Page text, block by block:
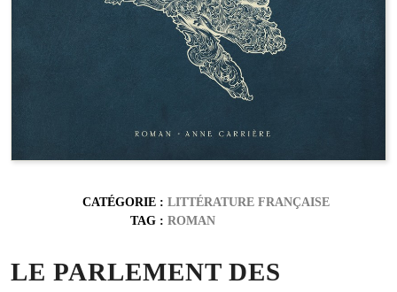
CATÉGORIE : LITTÉRATURE FRANÇAISE
TAG : ROMAN
LE PARLEMENT DES